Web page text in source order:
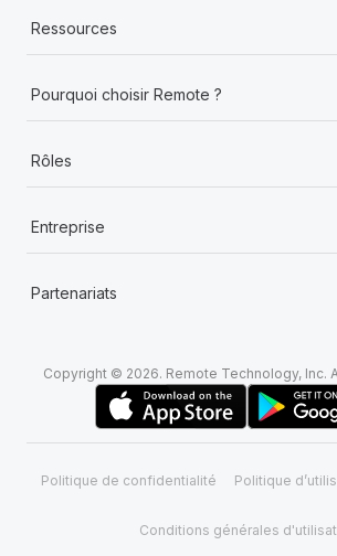
Ressources
Pourquoi choisir Remote ?
Rôles
Entreprise
Partenariats
Copyright © 2026. Remote Technology, Inc.
Politique de confidentialité Politique
Conditions générales